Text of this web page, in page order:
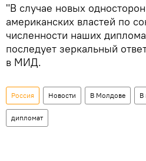
"В случае новых
американских властей по
численности наших
последует зеркальный
в МИД.
Россия Новости В Молдове В
дипломат